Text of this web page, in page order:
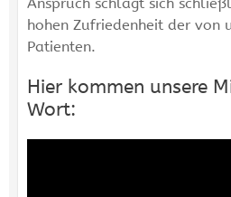
hohen Zufriedenheit der von
Patienten.
Hier kommen unsere
Wort: